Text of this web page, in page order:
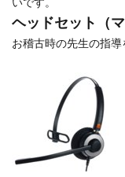
ヘッドセット（
お稽古時の先生の指導